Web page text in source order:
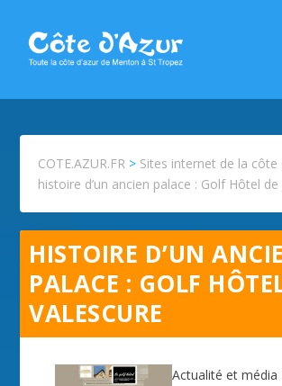
COTE.AZUR.FR > Sites internet de la côte
histoire d’un ancien palace : Golf Hôtel de
HISTOIRE D’UN
PALACE : GOLF
VALESCURE
Actualité et média